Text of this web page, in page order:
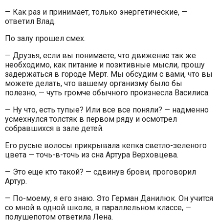
— Как раз и принимает, только энергетические, —
ответил Влад.
По залу прошел смех.
— Друзья, если вы понимаете, что движение так же
необходимо, как питание и позитивные мысли, прошу
задержаться в городе Мерт. Мы обсудим с вами, что вы
можете делать, что вашему организму было бы
полезно, — чуть громче обычного произнесла Василиса.
— Ну что, есть тупые? Или все все поняли? — надменно
усмехнулся толстяк в первом ряду и осмотрел
собравшихся в зале детей.
Его русые волосы прикрывала кепка светло-зеленого
цвета — точь-в-точь из сна Артура Верховцева.
— Это еще кто такой? — сдвинув брови, проговорил
Артур.
— По-моему, я его знаю. Это Герман Данилюк. Он учится
со мной в одной школе, в параллельном классе, —
полушепотом ответила Лена.